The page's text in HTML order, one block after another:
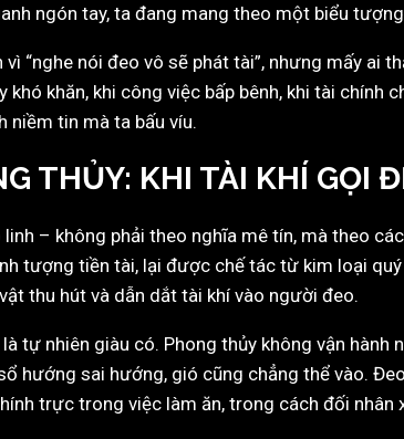
ngón tay, ta đang mang theo một biểu
“nghe nói đeo vô sẽ phát tài”, nhưng mấy ai
khăn, khi công việc bấp bênh, khi tài
niềm tin mà ta bấu víu.
THỦY: KHI TÀI KHÍ GỌI
– không phải theo nghĩa mê tín, mà theo
tượng tiền tài, lại được chế tác từ kim loại
thu hút và dẫn dắt tài khí vào người đeo.
tự nhiên giàu có. Phong thủy không vận
hướng sai hướng, gió cũng chẳng thể vào.
trực trong việc làm ăn, trong cách đối nhân